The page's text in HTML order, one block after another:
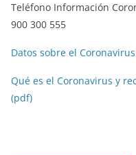
Teléfono Información
900 300 555
Datos sobre el Coronavirus
Qué es el Coronavirus y
(pdf)